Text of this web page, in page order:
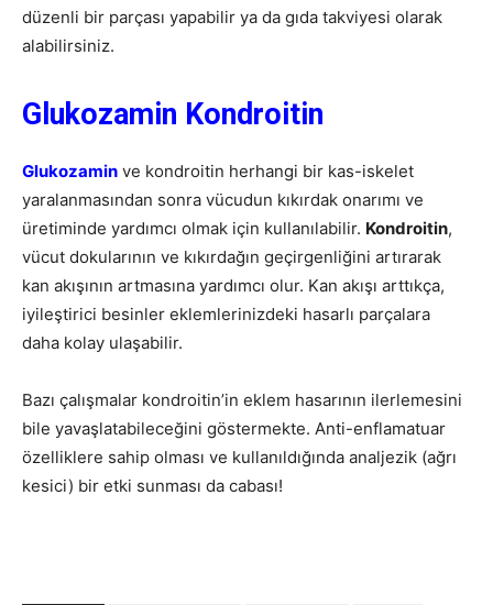
düzenli bir parçası yapabilir ya da gıda takviyesi olarak
alabilirsiniz.
Glukozamin Kondroitin
Glukozamin ve kondroitin herhangi bir kas-iskelet
yaralanmasından sonra vücudun kıkırdak onarımı ve
üretiminde yardımcı olmak için kullanılabilir. Kondroitin,
vücut dokularının ve kıkırdağın geçirgenliğini artırarak
kan akışının artmasına yardımcı olur. Kan akışı arttıkça,
iyileştirici besinler eklemlerinizdeki hasarlı parçalara
daha kolay ulaşabilir.
Bazı çalışmalar kondroitin’in eklem hasarının ilerlemesini
bile yavaşlatabileceğini göstermekte. Anti-enflamatuar
özelliklere sahip olması ve kullanıldığında analjezik (ağrı
kesici) bir etki sunması da cabası!